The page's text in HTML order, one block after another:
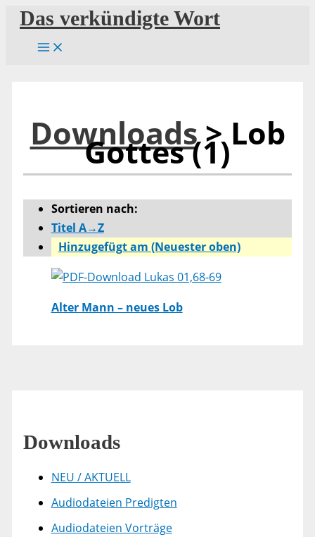
Zum
Inhalt
springen
Das verkündigte Wort
Downloads> Lob
Gottes (1)
Sortieren nach:
Titel A→Z
Hinzugefügt am (Neuester oben)
Lukas 01,68-69
Alter Mann – neues Lob
Downloads
NEU / AKTUELL
Audiodateien Predigten
Audiodateien Vorträge